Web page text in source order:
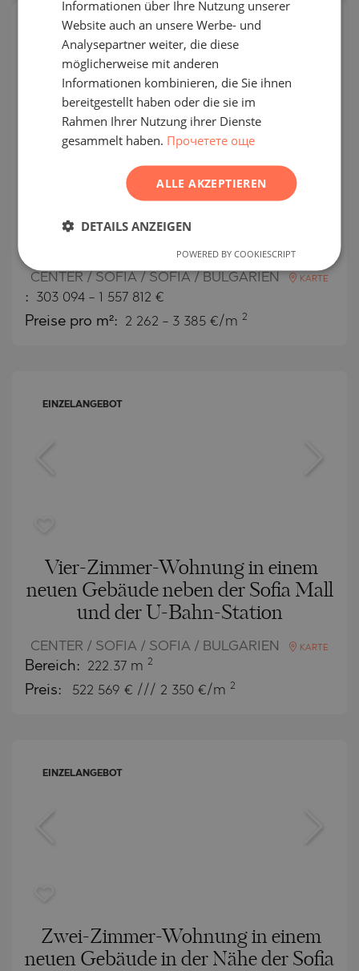
Wohnungen zum Verkauf im
zukünftigen architektonischen
CENTER / SOFIA / SOFIA / BULGARIEN KARTE
: 303 094 - 1 557 812 €
Preise pro m²: 2 262 - 3 385 €/m 2
EINZELANGEBOT
Vier-Zimmer-Wohnung in einem
neuen Gebäude neben der Sofia Mall
und der U-Bahn-Station
CENTER / SOFIA / SOFIA / BULGARIEN KARTE
Bereich: 222.37 m 2
Preis: 522 569 € /// 2 350 €/m 2
EINZELANGEBOT
Zwei-Zimmer-Wohnung in einem
neuen Gebäude in der Nähe der Sofia
GERMAN
FRENCH
ROMANIAN
Informationen über Ihre Nutzung unserer
Website auch an unsere Werbe- und
Analysepartner weiter, die diese
möglicherweise mit anderen
Informationen kombinieren, die Sie ihnen
bereitgestellt haben oder die sie im
Rahmen Ihrer Nutzung ihrer Dienste
gesammelt haben. Прочетете още
ALLE AKZEPTIEREN
DETAILS ANZEIGEN
POWERED BY COOKIESCRIPT